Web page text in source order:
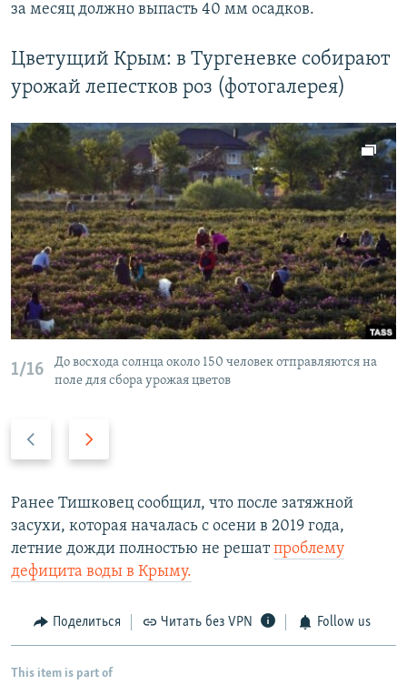
за месяц должно выпасть 40 мм осадков.
Цветущий Крым: в Тургеневке собирают
урожай лепестков роз (фотогалерея)
1/16
До восхода солнца около 150 человек отправляются на
поле для сбора урожая цветов
д
ы
д
у
л
д
у
ю
щ
а
Ранее Тишковец сообщил, что после затяжной
засухи, которая началась с осени в 2019 года,
летние дожди полностью не решатпроблему
дефицита воды в Крыму.
Поделиться Читать без VPN Follow us
This item is part of